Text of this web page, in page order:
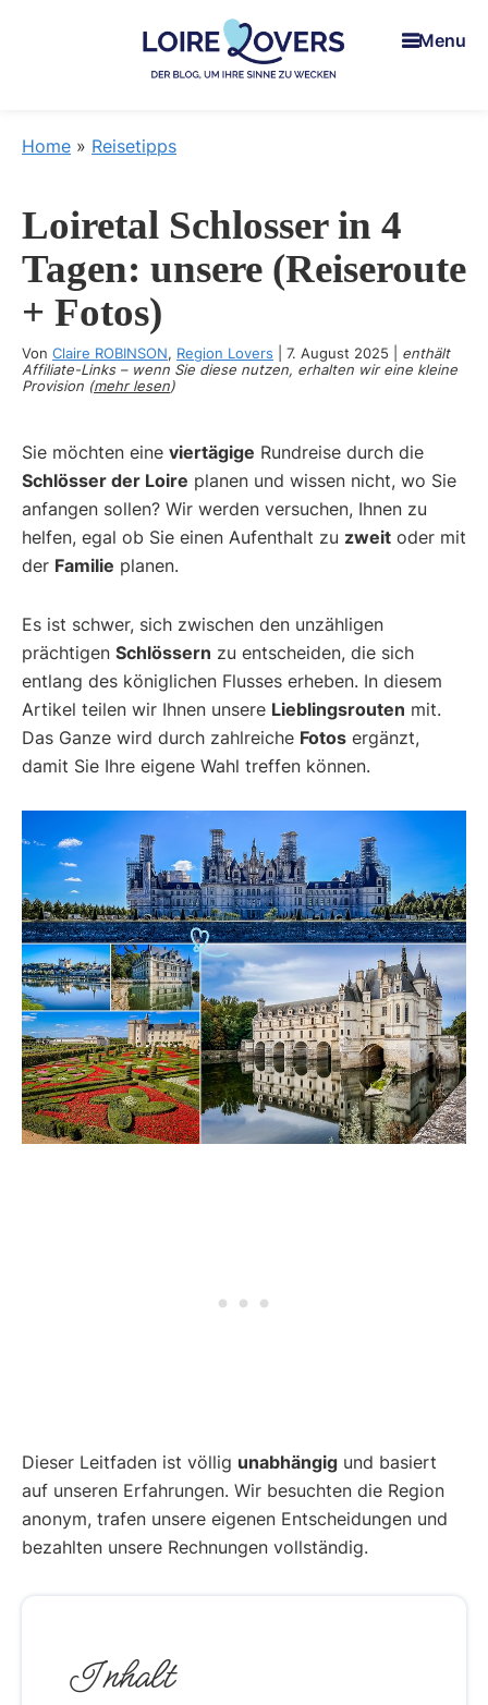
Iie
wecken
Loiretal
-
Der
Blog
von
und
Man
Menu
Home » Reisetipps
Loiretal Schlosser in 4
Tagen: unsere (Reiseroute
+ Fotos)
Von Claire ROBINSON, Region Lovers 7. August 2025
enthält
Affiliate-Links – wenn Sie diese nutzen, erhalten wir eine kleine
Provision (mehr lesen)
Sie möchten eine viertägige Rundreise durch die
Schlösser der Loire planen und wissen nicht, wo Sie
anfangen sollen? Wir werden versuchen, Ihnen zu
helfen, egal ob Sie einen Aufenthalt zu zweit oder mit
der Familie planen.
Es ist schwer, sich zwischen den unzähligen
prächtigen Schlössern zu entscheiden, die sich
entlang des königlichen Flusses erheben. In diesem
Artikel teilen wir Ihnen unsere Lieblingsrouten mit.
Das Ganze wird durch zahlreiche Fotos ergänzt,
damit Sie Ihre eigene Wahl treffen können.
Dieser Leitfaden ist völlig unabhängig und basiert
auf unseren Erfahrungen. Wir besuchten die Region
anonym, trafen unsere eigenen Entscheidungen und
bezahlten unsere Rechnungen vollständig.
Inhalt